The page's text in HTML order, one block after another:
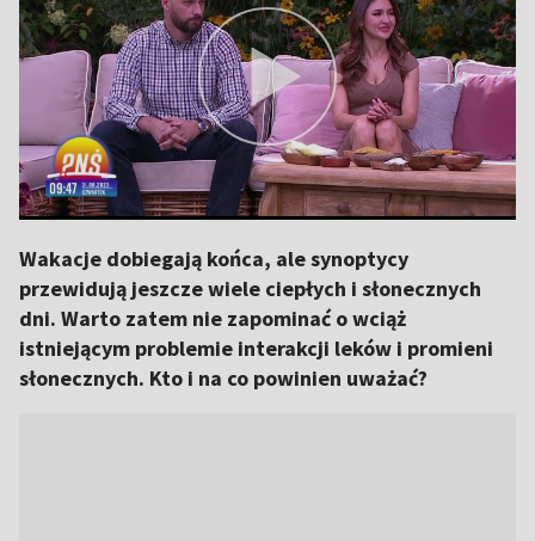
Wakacje dobiegają końca, ale synoptycy
przewidują jeszcze wiele ciepłych i słonecznych
dni. Warto zatem nie zapominać o wciąż
istniejącym problemie interakcji leków i promieni
słonecznych. Kto i na co powinien uważać?